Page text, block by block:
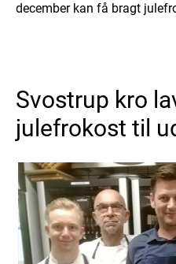
december kan få bragt
Svostrup kro
julefrokost til